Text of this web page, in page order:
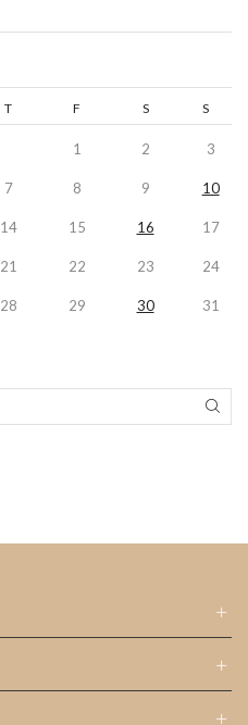
T F S S
1 2 3
7 8 9 10
14 15 16 17
21 22 23 24
28 29 30
31